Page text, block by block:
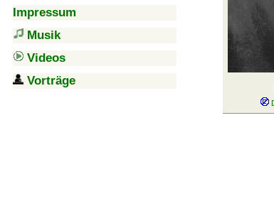
Impressum
Musik
Videos
Vorträge